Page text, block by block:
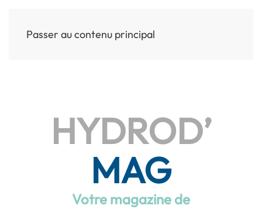
Passer au contenu principal
HYDROD’
MAG
Votre magazine de